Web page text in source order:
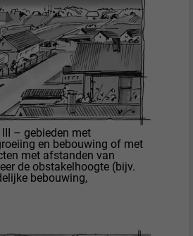
– gebieden met
en bebouwing of met
met afstanden van
de obstakelhoogte (bijv.
bebouwing,